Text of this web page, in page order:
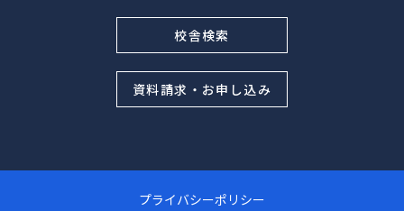
校舎検索
資料請求・お申し込み
プライバシーポリシー